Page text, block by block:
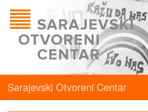
Sarajevski Otvoreni Centar